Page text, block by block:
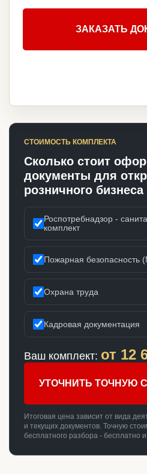
ЗАКАЗАТЬ
СТОИМОСТЬ КОМПЛЕКТА
Сколько стоит
документы для
розничного бизнеса
Роспотребнадзор -
комплект
Пожарная безопасность
Охрана труда
Кадровая документация
Ваш комплект: от 12
УТОЧНИТЬ ТОЧНУЮ
Итоговая цена зависит от вида
и текущих документов. Точную
бесплатного разбора - бесплатно